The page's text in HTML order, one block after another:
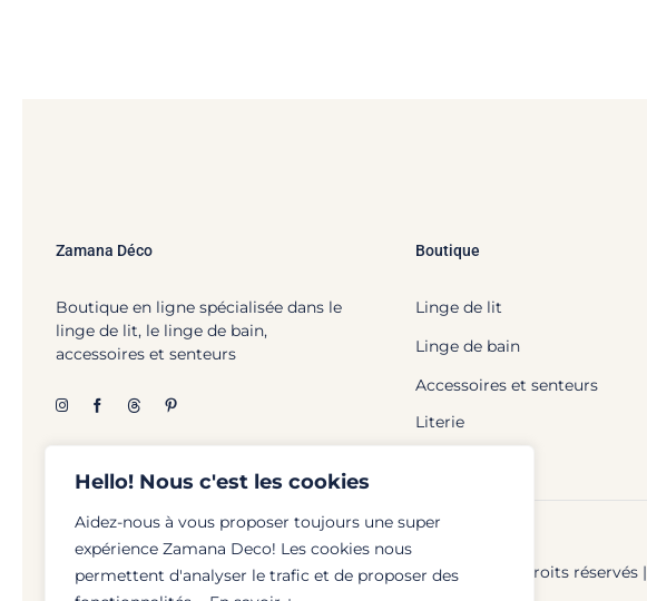
Hello! Nous c'est les cookies
Aidez-nous à vous proposer toujours une super
expérience Zamana Deco! Les cookies nous
permettent d'analyser le trafic et de proposer des
Zamana Déco
Boutique en ligne spécialisée dans le
linge de lit, le linge de bain,
accessoires et senteurs
Boutique
Linge de lit
Linge de bain
Accessoires et senteurs
Literie
© Zamana Déco - 2026 | Tous droits réservés |